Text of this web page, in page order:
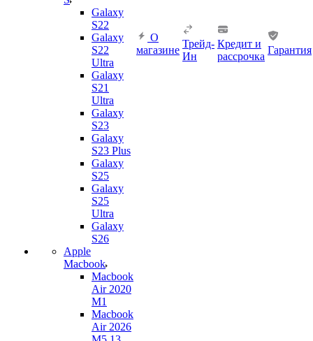
Galaxy
S22
Galaxy
S22
Ultra
Galaxy
S21
Ultra
Galaxy
S23
Galaxy
S23 Plus
Galaxy
S25
Galaxy
S25
Ultra
Galaxy
S26
Apple
Macbook
Macbook
Air 2020
M1
Macbook
Air 2026
О
магазине
Трейд-
Ин
Кредит и
рассрочка
Гарантия